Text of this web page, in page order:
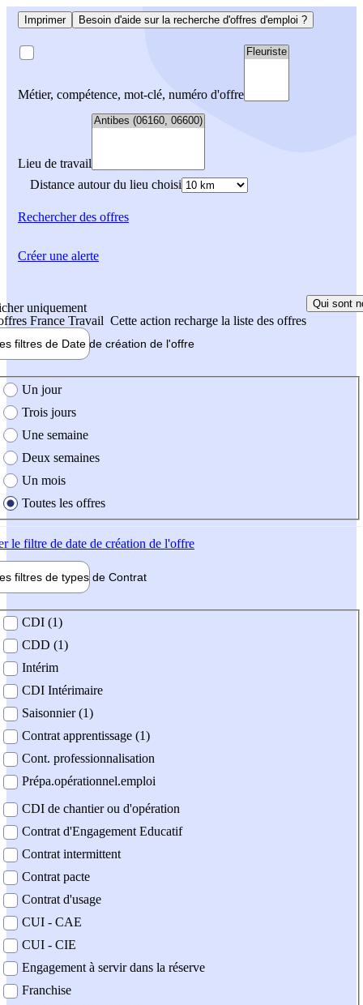
Imprimer Besoin d'aide sur la recherche d'offres d'emploi ?
Métier, compétence, mot-clé, numéro d'offre
Lieu de travail
Distance autour du lieu choisi
Rechercherdes offres
uniquement
France Travail Cette action recharge la liste des offres
Qui sont
filtres de Date de création de l'offre
création de l'offre
Un jour
Trois jours
Une semaine
Deux semaines
Un mois
Toutes les offres
le filtre de date de création de l'offre
filtres de types de Contrat
contrat
CDI (1)
CDD (1)
Intérim
CDI Intérimaire
Saisonnier (1)
Contrat apprentissage (1)
Cont. professionnalisation
Prépa.opérationnel.emploi
CDI de chantier ou d'opération
Contrat d'Engagement Educatif
Contrat intermittent
Contrat pacte
Contrat d'usage
CUI - CAE
CUI - CIE
Engagement à servir dans la réserve
Franchise
Créer une alerte